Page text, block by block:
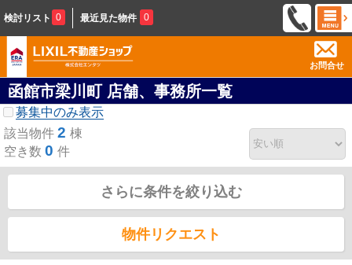
検討リスト 0 最近見た物件 0
お問合せ
函館市梁川町 店舗、事務所一覧
募集中のみ表示
該当物件 2 棟
空き数 0 件
さらに条件を絞り込む
物件リクエスト